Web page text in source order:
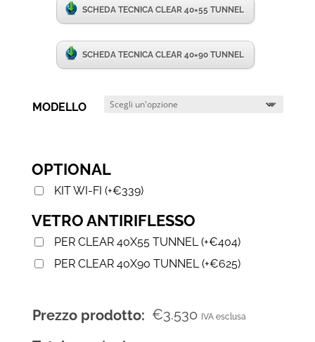
SCHEDA TECNICA CLEAR 40×55 TUNNEL
SCHEDA TECNICA CLEAR 40×90 TUNNEL
MODELLO
OPTIONAL
KIT WI-FI (+€339)
VETRO ANTIRIFLESSO
PER CLEAR 40X55 TUNNEL(+€404)
PER CLEAR 40X90 TUNNEL(+€625)
Prezzo prodotto: €3.530 IVA esclusa